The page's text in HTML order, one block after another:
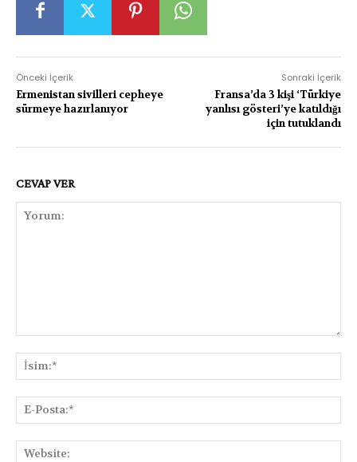
Önceki İçerik
Ermenistan sivilleri cepheye
sürmeye hazırlanıyor
Sonraki İçerik
Fransa’da 3 kişi ‘Türkiye
yanlısı gösteri’ye katıldığı
için tutuklandı
CEVAP VER